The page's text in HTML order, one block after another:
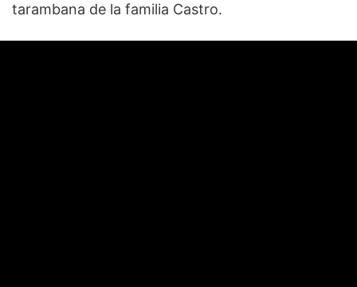
tarambana de la familia Castro.